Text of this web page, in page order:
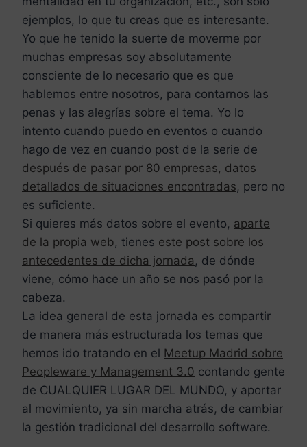
ejemplos, lo que tu creas que es interesante.
Yo que he tenido la suerte de moverme por
muchas empresas soy absolutamente
consciente de lo necesario que es que
hablemos entre nosotros, para contarnos las
penas y las alegrías sobre el tema. Yo lo
intento cuando puedo en eventos o cuando
hago de vez en cuando post de la serie de
después de pasar por 80 empresas, datos
detallados de situaciones encontradas, pero no
es suficiente.
Si quieres más datos sobre el evento, aparte
de la propia web, tienes este post sobre los
antecedentes de dicha jornada , de dónde
viene, cómo hace un año se nos pasó por la
cabeza.
La idea general de esta jornada es compartir
de manera más estructurada los temas que
hemos ido tratando en el Meetup Madrid sobre
Peopleware y Management 3.0 contando gente
de CUALQUIER LUGAR DEL MUNDO, y aportar
al movimiento, ya sin marcha atrás, de cambiar
la gestión tradicional del desarrollo software.